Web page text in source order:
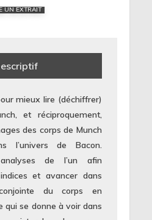
UN EXTRAIT
mieux lire (déchiffrer)
et réciproquement,
des corps de Munch
l’univers de Bacon.
de l’un afin
et avancer dans
du corps en
qui se donne à voir dans